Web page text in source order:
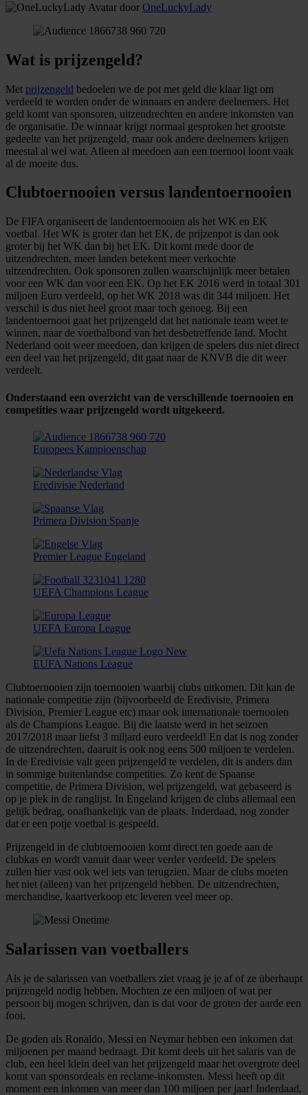
door OneLuckyLady
Wat is prijzengeld?
Met prijzengeld bedoelen we de pot met geld die klaar ligt om
verdeeld te worden onder de winnaars en andere deelnemers. Het
geld komt van sponsoren, uitzendrechten en andere inkomsten van
de organisatie. De winnaar krijgt normaal gesproken het grootste
gedeelte van het prijzengeld, maar ook andere deelnemers krijgen
meestal al wel wat. Alleen al meedoen aan een toernooi loont vaak
al de moeite dus.
Clubtoernooien versus landentoernooien
De FIFA organiseert de landentoernooien als het WK en EK
voetbal. Het WK is groter dan het EK, de prijzenpot is dan ook
groter bij het WK dan bij het EK. Dit komt mede door de
uitzendrechten, meer landen betekent meer verkochte
uitzendrechten. Ook sponsoren zullen waarschijnlijk meer betalen
voor een WK dan voor een EK. Op het EK 2016 werd in totaal 301
miljoen Euro verdeeld, op het WK 2018 was dit 344 miljoen. Het
verschil is dus niet heel groot maar toch genoeg. Bij een
landentoernooi gaat het prijzengeld dat het nationale team weet te
winnen, naar de voetbalbond van het desbetreffende land. Mocht
Nederland ooit weer meedoen, dan krijgen de spelers dus niet direct
een deel van het prijzengeld, dit gaat naar de KNVB die dit weer
verdeelt.
Onderstaand een overzicht van de verschillende toernooien en
competities waar prijzengeld wordt uitgekeerd.
Europees Kampioenschap
Eredivisie Nederland
Primera Division Spanje
Premier League Engeland
UEFA Champions League
UEFA Europa League
EUFA Nations League
Clubtoernooien zijn toernooien waarbij clubs uitkomen. Dit kan de
nationale competitie zijn (bijvoorbeeld de Eredivisie, Primera
Division, Premier League etc) maar ook internationale toernooien
als de Champions League. Bij die laatste werd in het seizoen
2017/2018 maar liefst 3 miljard euro verdeeld! En dat is nog zonder
de uitzendrechten, daaruit is ook nog eens 500 miljoen te verdelen.
In de Eredivisie valt geen prijzengeld te verdelen, dit is anders dan
in sommige buitenlandse competities. Zo kent de Spaanse
competitie, de Primera Division, wel prijzengeld, wat gebaseerd is
op je plek in de ranglijst. In Engeland krijgen de clubs allemaal een
gelijk bedrag, onafhankelijk van de plaats. Inderdaad, nog zonder
dat er een potje voetbal is gespeeld.
Prijzengeld in de clubtoernooien komt direct ten goede aan de
clubkas en wordt vanuit daar weer verder verdeeld. De spelers
zullen hier vast ook wel iets van terugzien. Maar de clubs moeten
het niet (alleen) van het prijzengeld hebben. De uitzendrechten,
merchandise, kaartverkoop etc leveren veel meer op.
Salarissen van voetballers
Als je de salarissen van voetballers ziet vraag je je af of ze überhaupt
prijzengeld nodig hebben. Mochten ze een miljoen of wat per
persoon bij mogen schrijven, dan is dat voor de groten der aarde een
fooi.
De goden als Ronaldo, Messi en Neymar hebben een inkomen dat
miljoenen per maand bedraagt. Dit komt deels uit het salaris van de
club, een heel klein deel van het prijzengeld maar het overgrote deel
komt van sponsordeals en reclame-inkomsten. Messi heeft op dit
moment een inkomen van meer dan 100 miljoen per jaar! Inderdaad,